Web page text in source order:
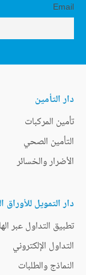
Email
دار التأمين
تأمين المركبات
التأمين الصحي
الأضرار والخسائر
دار التمويل للأوراق
تطبيق التداول عبر
التداول الإلكتروني
النماذج والطلبات